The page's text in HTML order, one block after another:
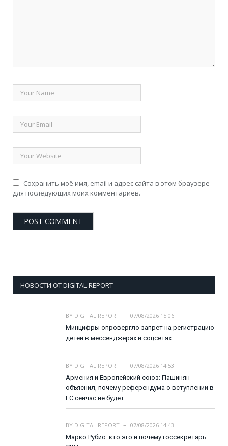
Сохранить моё имя, email и адрес сайта в этом браузере
для последующих моих комментариев.
НОВОСТИ ОТ DIGITAL-REPORT
BY DIGITAL REPORT
07/08/2026 15:06
Минцифры опровергло запрет на регистрацию
детей в мессенджерах и соцсетях
BY DIGITAL REPORT
07/08/2026 14:53
Армения и Европейский союз: Пашинян
объяснил, почему референдума о вступлении в
ЕС сейчас не будет
BY DIGITAL REPORT
07/08/2026 14:43
Марко Рубио: кто это и почему госсекретарь